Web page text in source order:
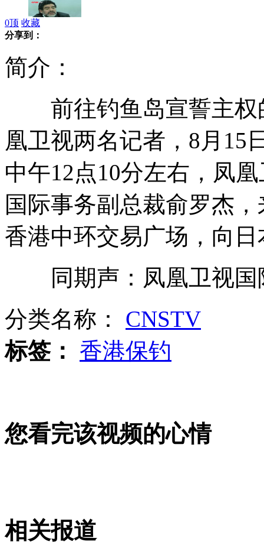
叙利亚电视台被绑架人员获救
中国海军综合演练检验女兵作战能力
电商价格大战 消费者质疑炒作
天热易中暑 医院开设高温门诊
三亚酒店住客中毒系细菌性食物中毒
外交部：反对强权政治霸凌主义
0顶 收藏
分享到：
简介：
前往钓鱼岛宣誓主权
凰卫视两名记者，8月15
中午12点10分左右，凤
国际事务副总裁俞罗杰
香港中环交易广场，向
同期声：凤凰卫视国
分类名称： CNSTV
标签：
香港保钓
您看完该视频的心情
相关报道